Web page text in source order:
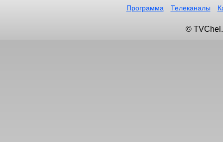
Программа Телеканалы
©